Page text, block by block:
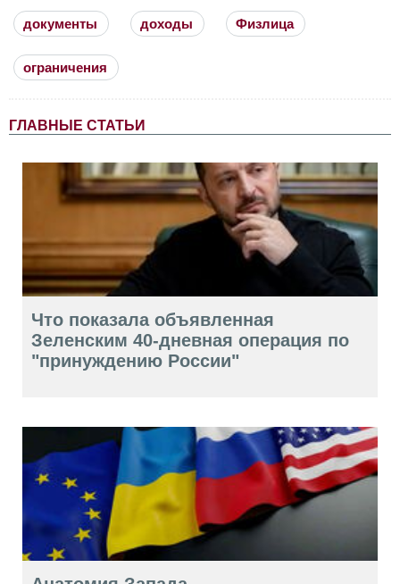
документы доходы Физлица
ограничения
ГЛАВНЫЕ СТАТЬИ
Что показала объявленная
Зеленским 40-дневная операция по
"принуждению России"